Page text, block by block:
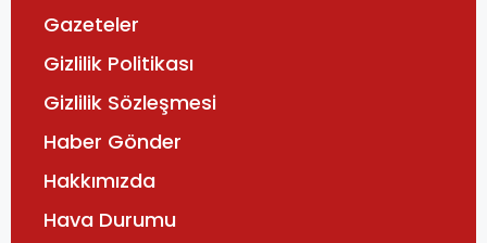
Gazeteler
Gizlilik Politikası
Gizlilik Sözleşmesi
Haber Gönder
Hakkımızda
Hava Durumu